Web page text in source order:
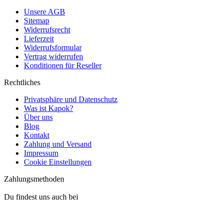
Unsere AGB
Sitemap
Widerrufsrecht
Lieferzeit
Widerrufsformular
Vertrag widerrufen
Konditionen für Reseller
Rechtliches
Privatsphäre und Datenschutz
Was ist Kapok?
Über uns
Blog
Kontakt
Zahlung und Versand
Impressum
Cookie Einstellungen
Zahlungsmethoden
Du findest uns auch bei